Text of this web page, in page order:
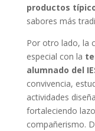
productos
sabores más
Por otro lado, la
especial con la
alumnado del
convivencia,
actividades
fortaleciendo
compañerismo.